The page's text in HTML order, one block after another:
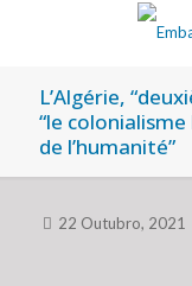
L’Algérie,
“le
de l’humanité”
22 Outubro, 2021